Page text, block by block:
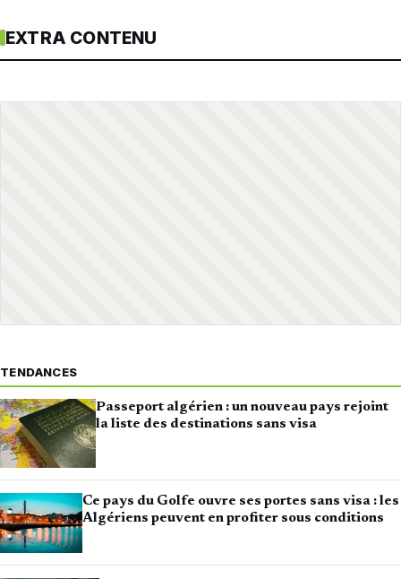
EXTRA CONTENU
TENDANCES
Passeport algérien : un nouveau pays rejoint
la liste des destinations sans visa
Ce pays du Golfe ouvre ses portes sans visa : les
Algériens peuvent en profiter sous conditions